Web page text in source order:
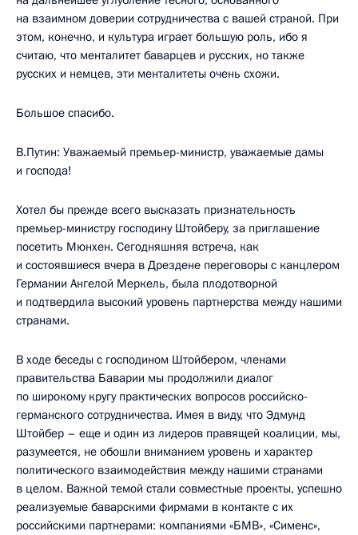
на взаимном доверии сотрудничества с вашей страной. При
этом, конечно, и культура играет большую роль, ибо я
считаю, что менталитет баварцев и русских, но также
русских и немцев, эти менталитеты очень схожи.
Большое спасибо.
В.Путин: Уважаемый премьер-министр, уважаемые дамы
и господа!
Хотел бы прежде всего высказать признательность
премьер-министру господину Штойберу, за приглашение
посетить Мюнхен. Сегодняшняя встреча, как
и состоявшиеся вчера в Дрездене переговоры с канцлером
Германии Ангелой Меркель, была плодотворной
и подтвердила высокий уровень партнерства между нашими
странами.
В ходе беседы с господином Штойбером, членами
правительства Баварии мы продолжили диалог
по широкому кругу практических вопросов российско-
германского сотрудничества. Имея в виду, что Эдмунд
Штойбер – еще и один из лидеров правящей коалиции, мы,
разумеется, не обошли вниманием уровень и характер
политического взаимодействия между нашими странами
в целом. Важной темой стали совместные проекты, успешно
реализуемые баварскими фирмами в контакте с их
российскими партнерами: компаниями «БМВ», «Сименс»,